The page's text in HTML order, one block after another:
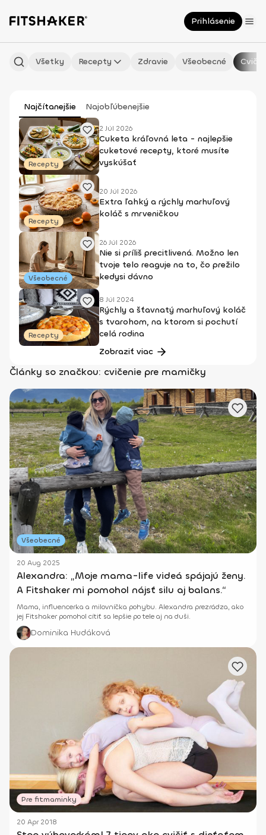
Prihlásenie
Všetky Recepty Zdravie Všeobecné
Najčítanejšie Najobľúbenejšie
Recepty
2 Júl 2026
Cuketa kráľovná leta - najlepšie
cuketové recepty, ktoré musíte
vyskúšať
Recepty
20 Júl 2026
Extra ľahký a rýchly marhuľový
koláč s mrveničkou
Všeobecné
26 Júl 2026
Nie si príliš precitlivená. Možno len
tvoje telo reaguje na to, čo prežilo
kedysi dávno
Recepty
8 Júl 2024
Rýchly a šťavnatý marhuľový koláč
s tvarohom, na ktorom si pochutí
celá rodina
Zobraziť viac
Články so značkou: cvičenie pre mamičky
Všeobecné
20 Aug 2025
Alexandra: „Moje mama-life videá spájajú ženy.
A Fitshaker mi pomohol nájsť silu aj balans.“
Mama, influencerka a milovníčka pohybu. Alexandra prezrádza, ako
jej Fitshaker pomohol cítiť sa lepšie po tele aj na duši.
Dominika Hudáková
Pre fitmaminky
20 Apr 2018